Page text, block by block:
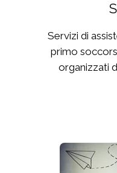
Servizi di
primo
organizzati